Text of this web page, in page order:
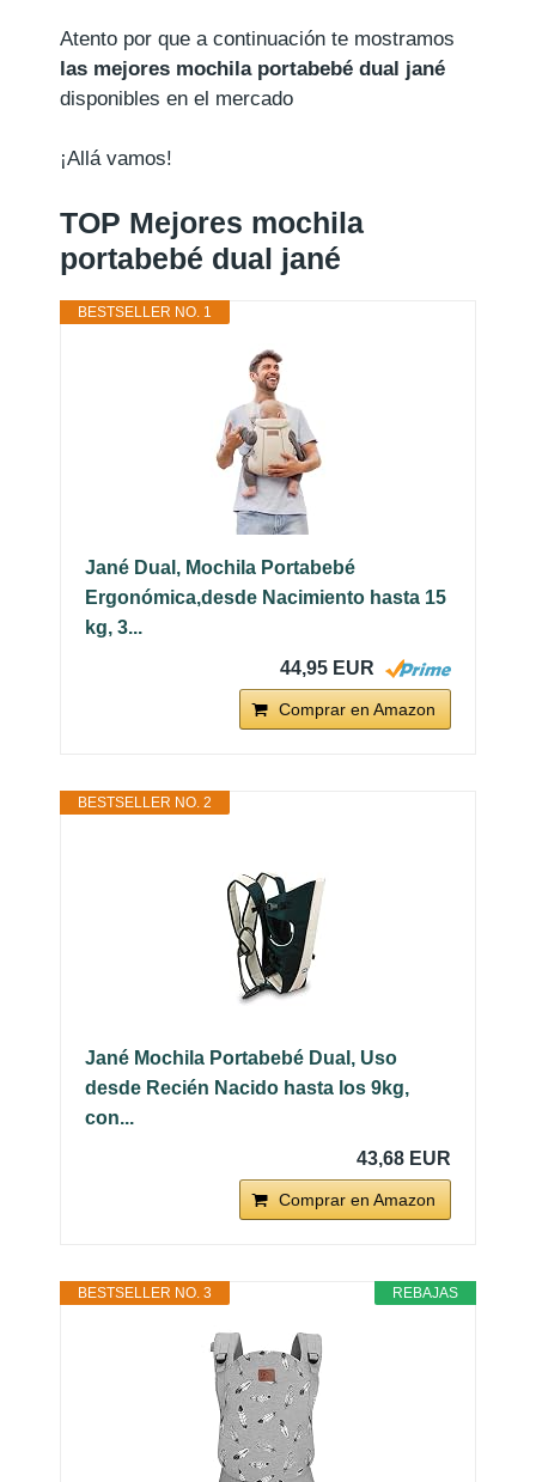
Atento por que a continuación te mostramos
las mejores mochila portabebé dual jané
disponibles en el mercado
¡Allá vamos!
TOP Mejores mochila
portabebé dual jané
BESTSELLER NO. 1
Jané Dual, Mochila Portabebé
Ergonómica,desde Nacimiento hasta 15
kg, 3...
44,95 EUR
Comprar en Amazon
BESTSELLER NO. 2
Jané Mochila Portabebé Dual, Uso
desde Recién Nacido hasta los 9kg,
con...
43,68 EUR
Comprar en Amazon
REBAJAS
BESTSELLER NO. 3